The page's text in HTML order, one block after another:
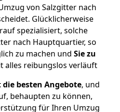
von Salzgitter nach
Glücklicherweise
spezialisiert, solche
nach Hauptquartier, so
zu machen und Sie zu
alles reibungslos verläuft
besten Angebote, und
behaupten zu können,
für Ihren Umzug